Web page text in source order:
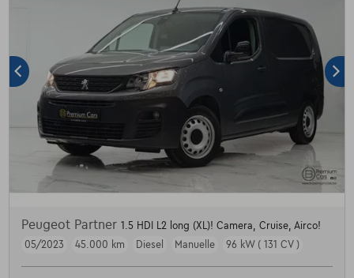
Peugeot Partner 1.5 HDI L2 long (XL)! Camera, Cruise, Airco!
05/2023
45.000 km Diesel Manuelle 96 kW ( 131 CV )